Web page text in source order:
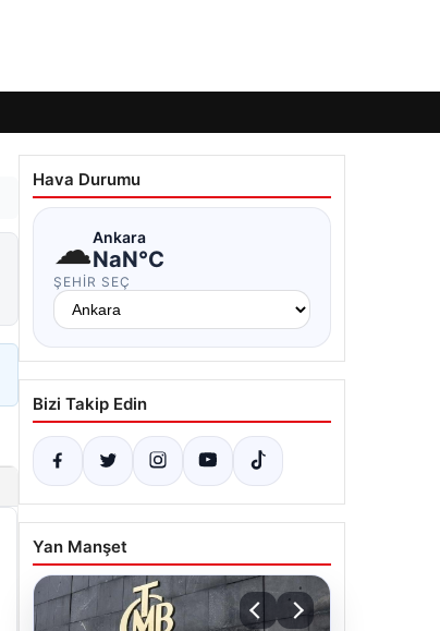
Hava Durumu
☁Ankara
NaN°C
ŞEHIR SEÇ
Bizi Takip Edin
Yan Manşet